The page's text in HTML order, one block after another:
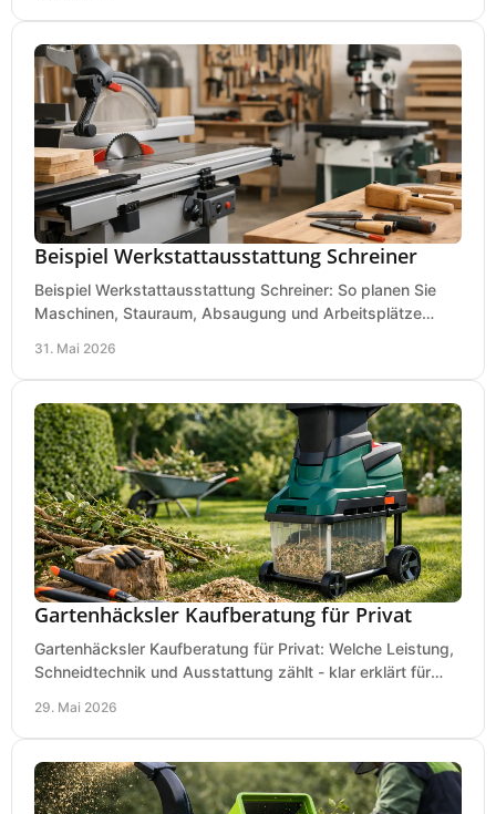
Beispiel Werkstattausstattung Schreiner
Beispiel Werkstattausstattung Schreiner: So planen Sie
Maschinen, Stauraum, Absaugung und Arbeitsplätze
31. Mai 2026
Gartenhäcksler Kaufberatung für Privat
Gartenhäcksler Kaufberatung für Privat: Welche Leistung,
Schneidtechnik und Ausstattung zählt - klar erklärt für
29. Mai 2026